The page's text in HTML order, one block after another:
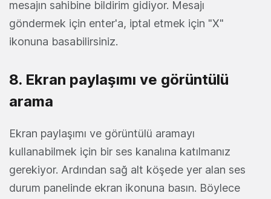
mesajın sahibine bildirim gidiyor. Mesajı
göndermek için enter'a, iptal etmek için "X"
ikonuna basabilirsiniz.
8. Ekran paylaşımı ve görüntülü
arama
Ekran paylaşımı ve görüntülü aramayı
kullanabilmek için bir ses kanalına katılmanız
gerekiyor. Ardından sağ alt köşede yer alan ses
durum panelinde ekran ikonuna basın. Böylece